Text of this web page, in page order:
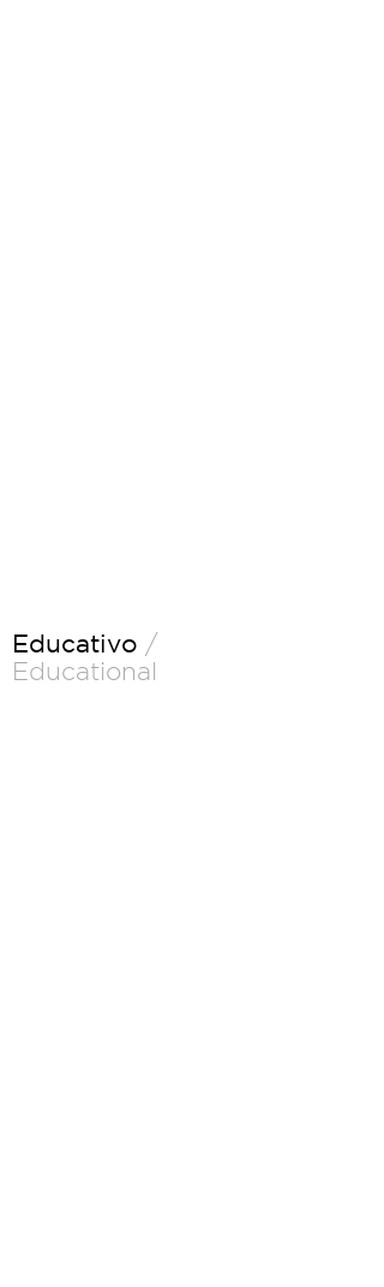
Educativo /
Educational